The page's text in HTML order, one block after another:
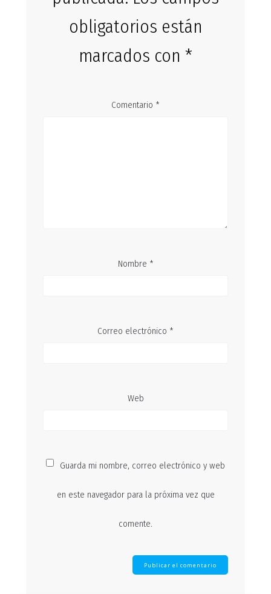
obligatorios están
marcados con *
Comentario *
Nombre *
Correo electrónico *
Web
Guarda mi nombre, correo electrónico y web
en este navegador para la próxima vez que
comente.